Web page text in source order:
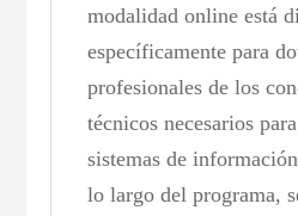
modalidad online está
específicamente para
profesionales de los
técnicos necesarios
sistemas de
lo largo del programa,